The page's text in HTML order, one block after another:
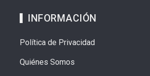
INFORMACIÓN
Política de Privacidad
Quiénes Somos